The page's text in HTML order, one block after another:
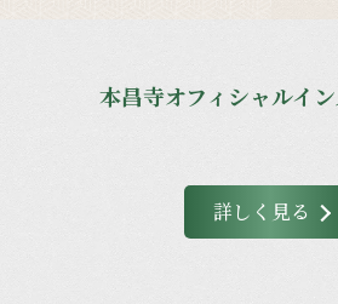
本昌寺オフィシャルイ
詳しく見る